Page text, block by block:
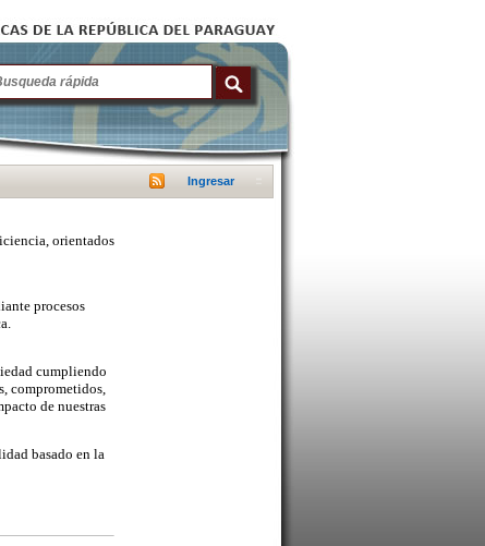
Ingresar
orientados
procesos
cumpliendo
comprometidos,
de nuestras
basado en la